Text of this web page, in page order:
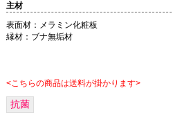
主材
表面材：メラミン化粧板
縁材：ブナ無垢材
<こちらの商品は送料が掛かります>
抗菌